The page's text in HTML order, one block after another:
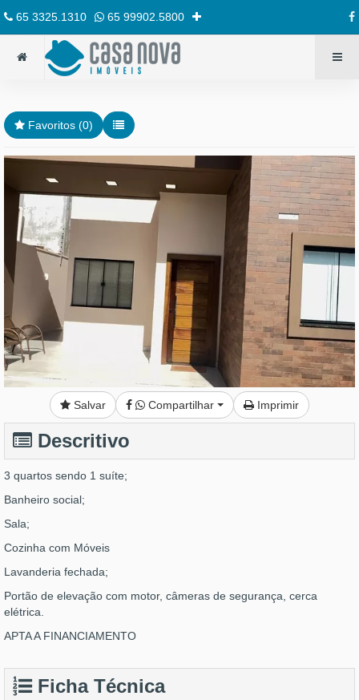
65 3325.1310 65 99902.5800
Favoritos (0)
Salvar Compartilhar Imprimir
Descritivo
3 quartos sendo 1 suíte;
Banheiro social;
Sala;
Cozinha com Móveis
Lavanderia fechada;
Portão de elevação com motor, câmeras de segurança, cerca
elétrica.
APTA A FINANCIAMENTO
Ficha Técnica